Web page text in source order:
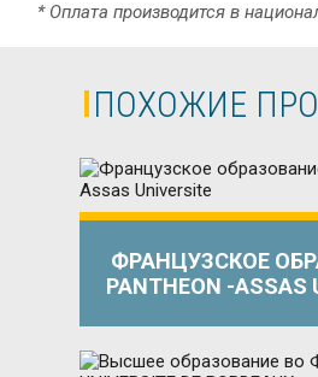
* Оплата производится в
ПОХОЖИЕ
ФРАНЦУЗСКОЕ
PANTHEON -ASSAS